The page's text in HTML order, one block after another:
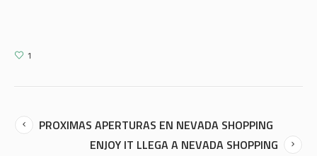
1
PROXIMAS APERTURAS EN NEVADA SHOPPING
ENJOY IT LLEGA A NEVADA SHOPPING